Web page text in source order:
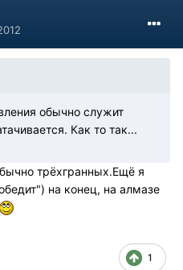
обычно служит
Как то так...
трёхгранных.Ещё я
на конец, на алмазе
1